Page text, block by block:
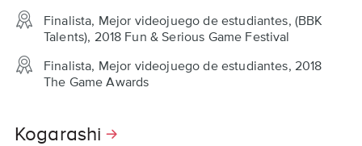
Finalista, Mejor videojuego de estudiantes, (BBK
Talents), 2018 Fun & Serious Game Festival
Finalista, Mejor videojuego de estudiantes, 2018
The Game Awards
Kogarashi